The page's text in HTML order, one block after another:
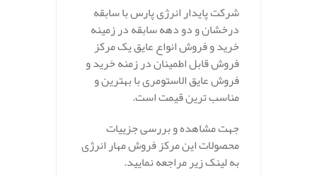
شرکت پایدار انرژی پارس با سابقه
درخشان و دو دهه سابقه در زمینه
خرید و فروش انواع عایق یک مرکز
فروش قابل اطمینان در زمنه خرید و
فروش عایق الاستومری با بهترین و
مناسب ترین قیمت است.
جهت مشاهده و بررسی جزییات
محصولات این مرکز فروش مهار انرژی
به لینک زیر مراجعه نمایید.